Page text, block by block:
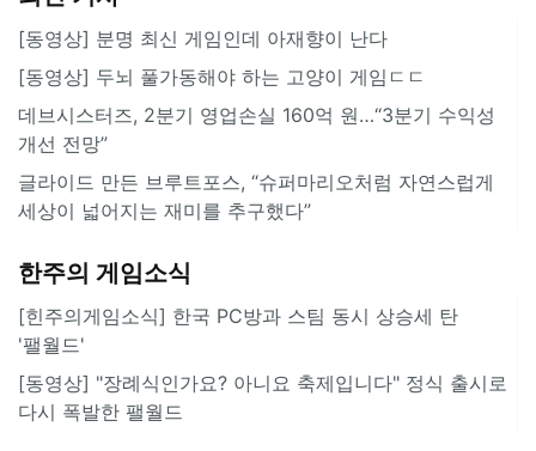
[동영상] 분명 최신 게임인데 아재향이 난다
[동영상] 두뇌 풀가동해야 하는 고양이 게임ㄷㄷ
데브시스터즈, 2분기 영업손실 160억 원…“3분기 수익성
개선 전망”
글라이드 만든 브루트포스, “슈퍼마리오처럼 자연스럽게
세상이 넓어지는 재미를 추구했다”
한주의 게임소식
[힌주의게임소식] 한국 PC방과 스팀 동시 상승세 탄
'팰월드'
[동영상] "장례식인가요? 아니요 축제입니다" 정식 출시로
다시 폭발한 팰월드